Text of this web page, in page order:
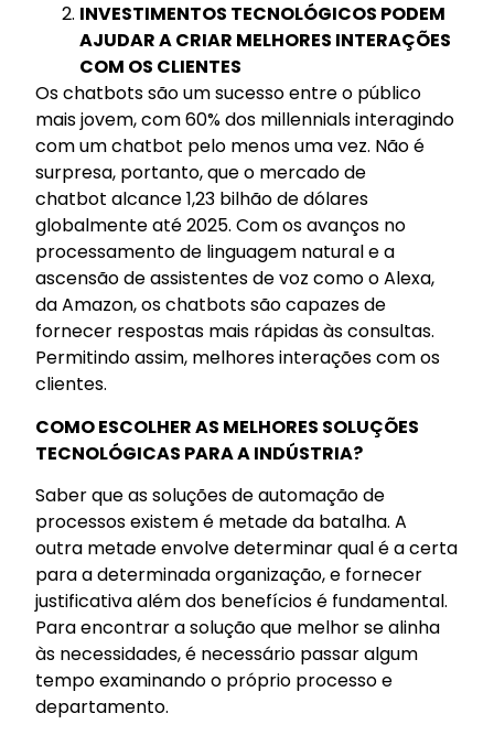
INVESTIMENTOS TECNOLÓGICOS PODEM
AJUDAR A CRIAR MELHORES INTERAÇÕES
COM OS CLIENTES
Os chatbots são um sucesso entre o público
mais jovem, com 60% dos millennials interagindo
com um chatbot pelo menos uma vez. Não é
surpresa, portanto, que o mercado de
chatbot alcance 1,23 bilhão de dólares
globalmente até 2025. Com os avanços no
processamento de linguagem natural e a
ascensão de assistentes de voz como o Alexa,
da Amazon, os chatbots são capazes de
fornecer respostas mais rápidas às consultas.
Permitindo assim, melhores interações com os
clientes.
COMO ESCOLHER AS MELHORES SOLUÇÕES
TECNOLÓGICAS PARA A INDÚSTRIA?
Saber que as soluções de automação de
processos existem é metade da batalha. A
outra metade envolve determinar qual é a certa
para a determinada organização, e fornecer
justificativa além dos benefícios é fundamental.
Para encontrar a solução que melhor se alinha
às necessidades, é necessário passar algum
tempo examinando o próprio processo e
departamento.